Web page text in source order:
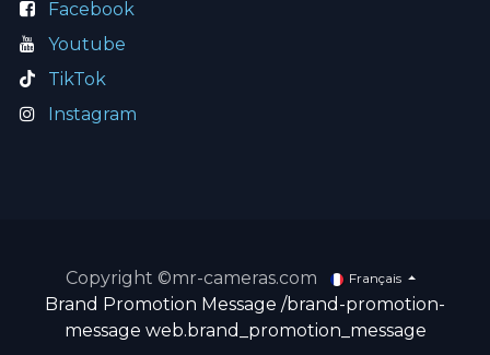
Facebook
Youtube
TikTok
Instagram
Copyright ©mr-cameras.com Français
Brand Promotion Message /brand-promotion-
message web.brand_promotion_message